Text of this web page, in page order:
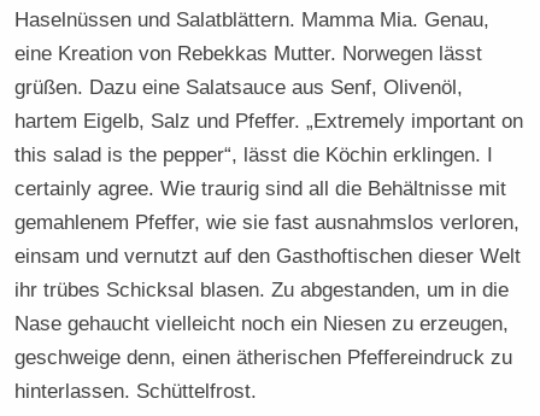
Haselnüssen und Salatblättern. Mamma Mia. Genau,
eine Kreation von Rebekkas Mutter. Norwegen lässt
grüßen. Dazu eine Salatsauce aus Senf, Olivenöl,
hartem Eigelb, Salz und Pfeffer. „Extremely important on
this salad is the pepper“, lässt die Köchin erklingen. I
certainly agree. Wie traurig sind all die Behältnisse mit
gemahlenem Pfeffer, wie sie fast ausnahmslos verloren,
einsam und vernutzt auf den Gasthoftischen dieser Welt
ihr trübes Schicksal blasen. Zu abgestanden, um in die
Nase gehaucht vielleicht noch ein Niesen zu erzeugen,
geschweige denn, einen ätherischen Pfeffereindruck zu
hinterlassen. Schüttelfrost.